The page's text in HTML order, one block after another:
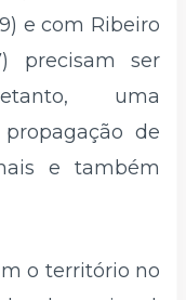
e com Ribeiro
precisam ser
uma
de
e também
o território no